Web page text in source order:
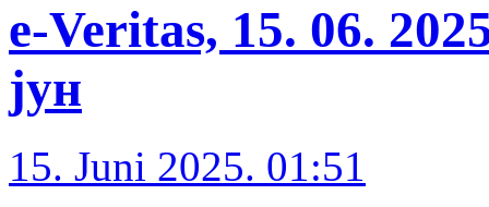
e-Veritas, 15. 06.
јун
15. Juni 2025. 01:51